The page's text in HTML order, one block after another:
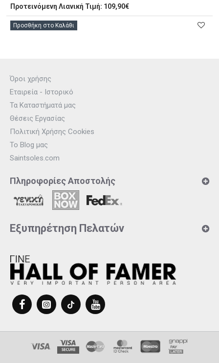
Προτεινόμενη Λιανική Τιμή: 109,90€
Προσθήκη στο Καλάθι
Όροι χρήσης
Εταιρεία - Ιστορικό
Τα Καταστήματά μας
Θέσεις Εργασίας
Πολιτική Χρήσης Cookies
Το Blog μας
Saintsoles.com
Πληροφορίες Αποστολής
Εξυπηρέτηση Πελατών